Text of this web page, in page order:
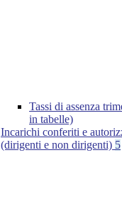
Tassi di assenza
in tabelle)
Incarichi conferiti e
(dirigenti e non dirigenti) 5